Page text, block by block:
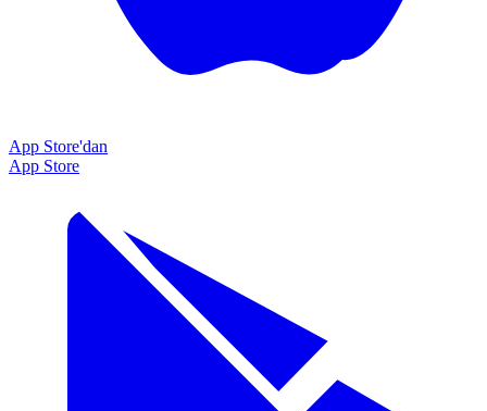
App Store'dan
App Store